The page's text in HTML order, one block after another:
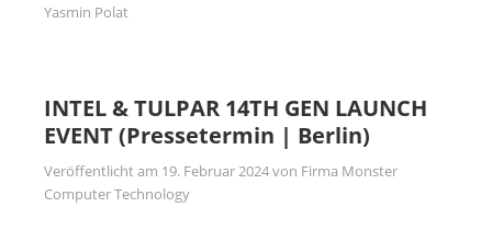
Yasmin Polat
INTEL & TULPAR 14TH GEN LAUNCH
EVENT (Pressetermin | Berlin)
Veröffentlicht am 19. Februar 2024von Firma Monster
Computer Technology